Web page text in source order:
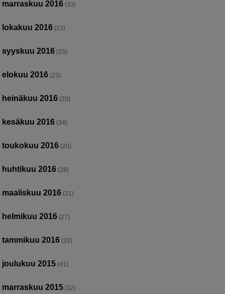
marraskuu 2016 (33)
lokakuu 2016 (23)
syyskuu 2016 (23)
elokuu 2016 (23)
heinäkuu 2016 (20)
kesäkuu 2016 (34)
toukokuu 2016 (20)
huhtikuu 2016 (28)
maaliskuu 2016 (31)
helmikuu 2016 (27)
tammikuu 2016 (32)
joulukuu 2015 (41)
marraskuu 2015 (32)